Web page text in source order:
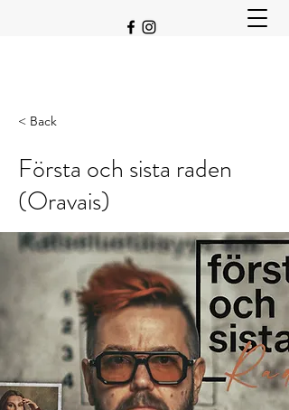
< Back
Första och sista raden
(Oravais)